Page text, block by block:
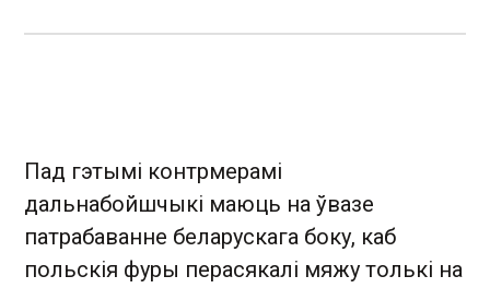
Пад гэтымі контрмерамі
дальнабойшчыкі маюць на ўвазе
патрабаванне беларускага боку, каб
польскія фуры перасякалі мяжу толькі на